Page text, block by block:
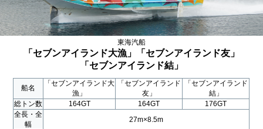
九州・四国(太平洋)航路
海外航路
短距離航路
東海汽船
「セブンアイランド大漁」「セブンアイランド友」
「セブンアイランド結」
船名
「セブンアイランド大
漁」
「セブンアイランド
友」
「セブンアイランド
結」
総トン数
164GT 164GT
176GT
全長・全
幅
27m×8.5m